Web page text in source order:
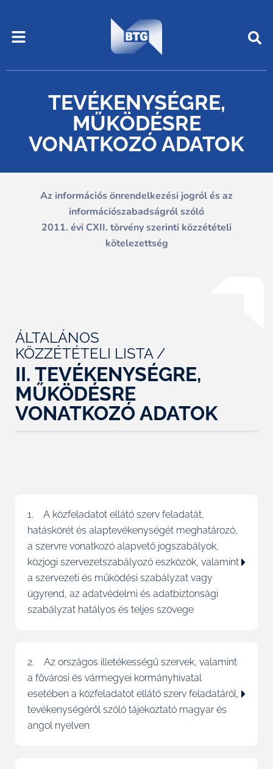
Menu
TEVÉKENYSÉGRE,
MŰKÖDÉSRE
VONATKOZÓ ADATOK
Az információs önrendelkezési jogról és az
információszabadságról szóló
2011. évi CXII. törvény szerinti közzétételi
kötelezettség
ÁLTALÁNOS
KÖZZÉTÉTELI LISTA /
II. TEVÉKENYSÉGRE,
MŰKÖDÉSRE
VONATKOZÓ ADATOK
1. A közfeladatot ellátó szerv feladatát,
hatáskörét és alaptevékenységét meghatározó,
a szervre vonatkozó alapvető jogszabályok,
közjogi szervezetszabályozó eszközök, valamint
a szervezeti és működési szabályzat vagy
ügyrend, az adatvédelmi és adatbiztonsági
szabályzat hatályos és teljes szövege
2. Az országos illetékességű szervek, valamint
a fővárosi és vármegyei kormányhivatal
esetében a közfeladatot ellátó szerv feladatáról,
tevékenységéről szóló tájékoztató magyar és
angol nyelven